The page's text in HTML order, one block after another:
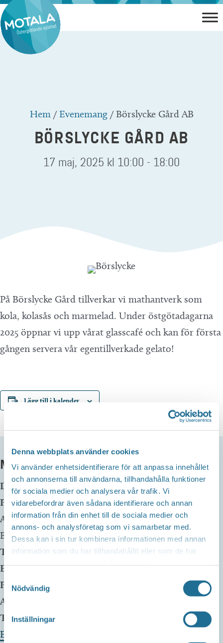
Denna webbplats använder cookies
Vi använder enhetsidentifierare för att anpassa innehållet
och annonserna till användarna, tillhandahålla funktioner
för sociala medier och analysera vår trafik. Vi
vidarebefordrar även sådana identifierare och annan
information från din enhet till de sociala medier och
annons- och analysföretag som vi samarbetar med.
Dessa kan i sin tur kombinera informationen med annan
information som du har tillhandahållit eller som de har
Nödvändig
Inställningar
Hoppa
till
innehåll
Hem/Evenemang/ Börslycke Gård AB
BÖRSLYCKE GÅRD AB
17 maj, 2025 kl 10:00 - 18:00
På Börslycke Gård tillverkar vi mathantverk som
kola, kolasås och marmelad. Under östgötadagarna
2025 öppnar vi upp vårat glasscafé och kan för första
gången servera vår egentillverkade gelato!
Lägg till i kalender
MER INFO
Datum: 17 maj, 2025 kl 10:00-18:00
Plats:Börslycke Gård
Adress: Skänningevägen 4
Borensberg,
Telefon:725-863113
E-mail:mathilda@borslyckegard.se
Pris:Free
Arrangör:
Telefonnummer arrangör:
Evenemangets webbplats »